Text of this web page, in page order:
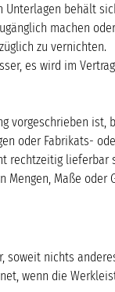
behält
machen
zu vernichten.
es wird im
ist,
oder Fabrikats-
rechtzeitig
Maße
nichts
wenn die